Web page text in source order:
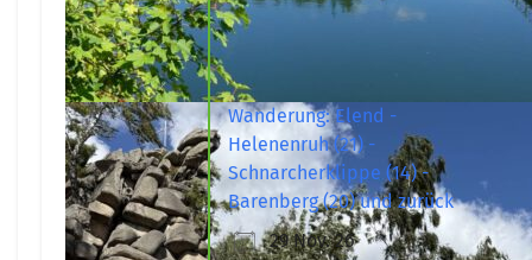
Wanderung: Elend -
Helenenruh (21) -
Schnarcherklippe (14) -
Barenberg (20) und zurück
29 Nov. 26